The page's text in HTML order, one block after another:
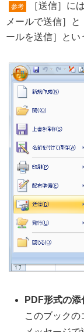
参考
［送信］に
メールで送信］
ールを送信］とい
PDF形式の
このブック